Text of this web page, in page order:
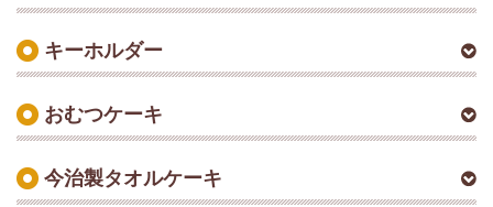
キーホルダー
おむつケーキ
今治製タオルケーキ